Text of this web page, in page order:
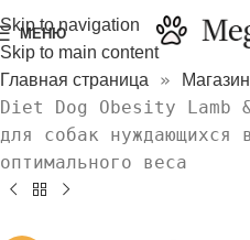
Skip to navigation
Skip to main content
МЕНЮ
Главная страница » Магазин
Diet Dog Obesity Lamb
для собак нуждающихся
оптимального веса